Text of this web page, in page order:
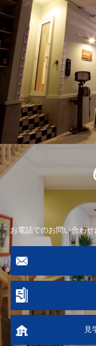
お電話でのお問い合わ
見